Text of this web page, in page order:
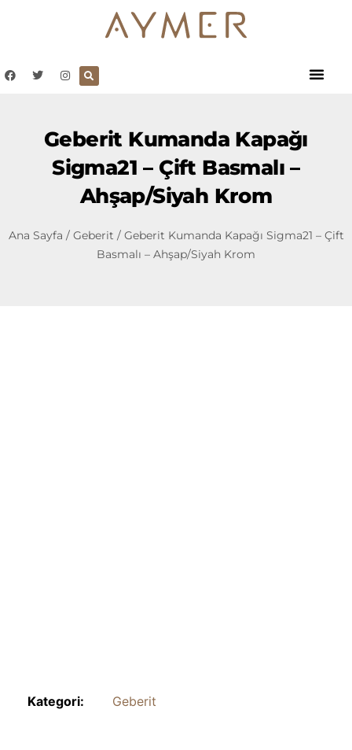
Geberit Kumanda Kapağı
Sigma21 – Çift Basmalı –
Ahşap/Siyah Krom
Ana Sayfa / Geberit / Geberit Kumanda Kapağı Sigma21 – Çift
Basmalı – Ahşap/Siyah Krom
Kategori: Geberit